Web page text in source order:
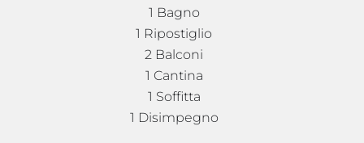
1 Bagno
1 Ripostiglio
2 Balconi
1 Cantina
1 Soffitta
1 Disimpegno